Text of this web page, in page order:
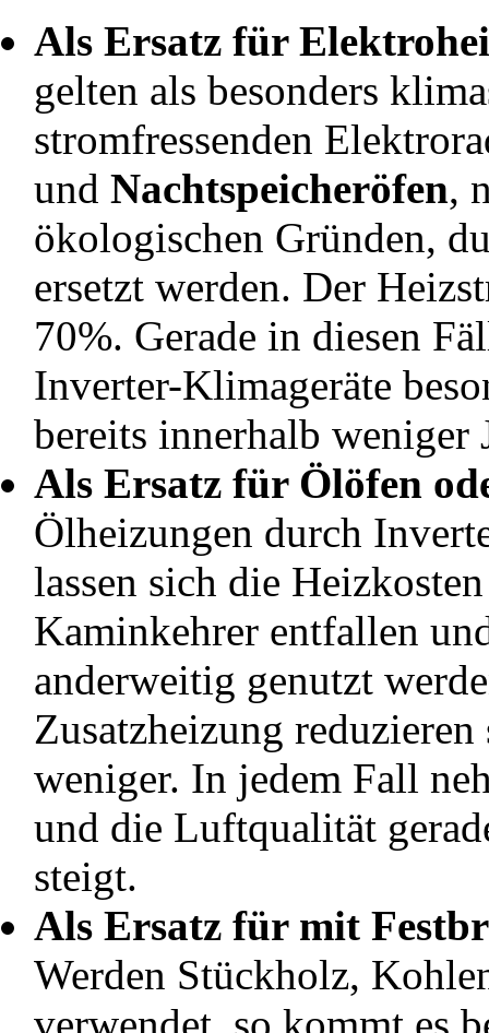
Als Ersatz für
gelten als besonders
stromfressenden
und Nachtspeicheröfen,
ökologischen Gründen,
ersetzt werden. Der
70%. Gerade in diesen
Inverter-Klimageräte
bereits innerhalb weniger
Als Ersatz für Ölöfen
Ölheizungen durch
lassen sich die
Kaminkehrer entfallen
anderweitig genutzt
Zusatzheizung
weniger. In jedem Fall
und die Luftqualität
steigt.
Als Ersatz für mit
Werden Stückholz,